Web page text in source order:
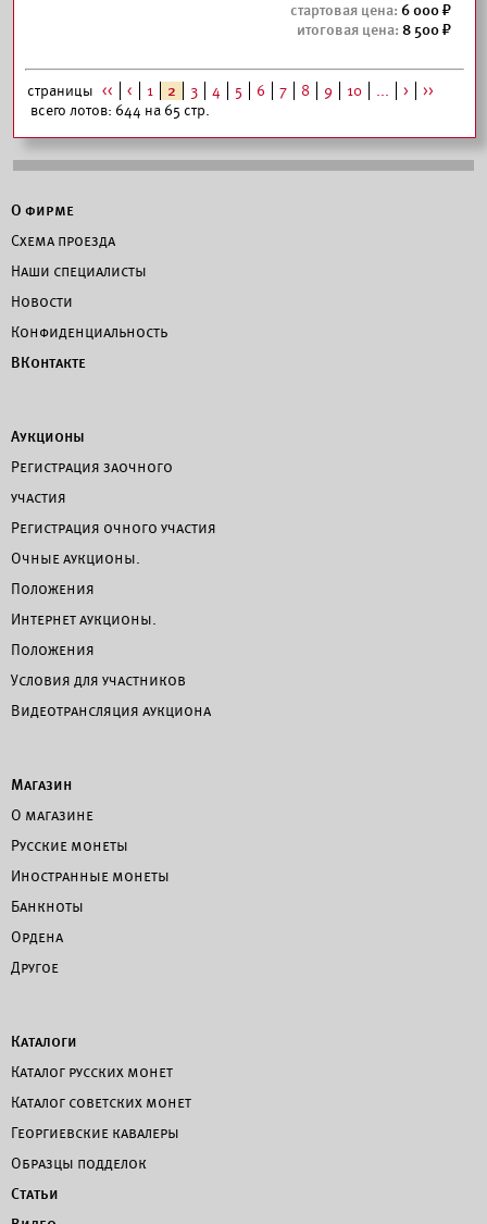
6 000
8 500
страницы << < 1 2 3 4 5 6 7 8 9 10 ... >
>>
всего лотов: 644 на 65 стр.
О фирме
Схема проезда
Наши специалисты
Новости
Конфиденциальность
ВКонтакте
Аукционы
Регистрация заочного
участия
Регистрация очного участия
Очные аукционы.
Положения
Интернет аукционы.
Положения
Условия для участников
Видеотрансляция аукциона
Магазин
О магазине
Русские монеты
Иностранные монеты
Банкноты
Ордена
Другое
Каталоги
Каталог русских монет
Каталог советских монет
Георгиевские кавалеры
Образцы подделок
Статьи